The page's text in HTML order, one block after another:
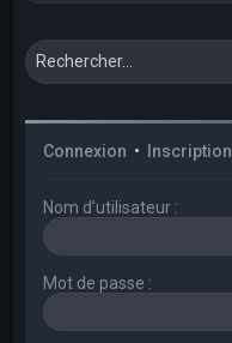
Connexion • Inscription
Nom d’utilisateur :
Mot de passe :